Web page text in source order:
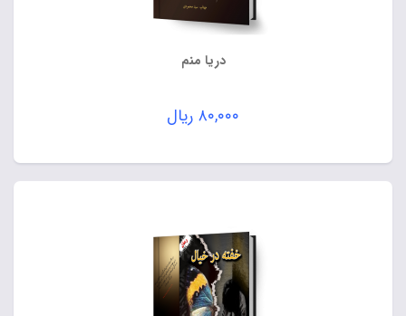
دریا منم
۸۰,۰۰۰ ریال